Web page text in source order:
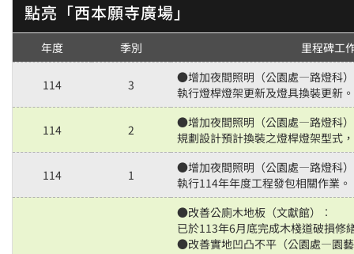
點亮「西本願寺廣場」
年度 季別 里程碑工
114 3
●增加夜間照明（公園處—路燈科）
執行燈桿燈架更新及燈具換裝更新。
114 2
●增加夜間照明（公園處—路燈科）
規劃設計預計換裝之燈桿燈架型式
114 1
●增加夜間照明（公園處—路燈科）
執行114年年度工程發包相關作業。
●改善公廁木地板（文獻館）︰
已於113年6月底完成木棧道破損修
●改善實地凹凸不平（公園處—園